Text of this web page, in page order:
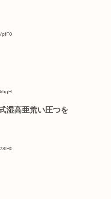
湿高亜荒い圧つを